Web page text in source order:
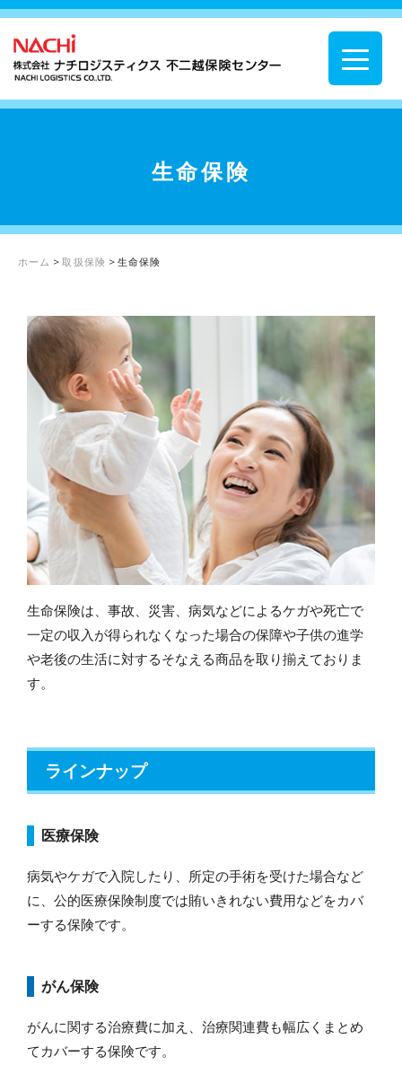
生命保険
ホーム >取扱保険 > 生命保険
生命保険は、事故、災害、病気などによるケガや死亡で
一定の収入が得られなくなった場合の保障や子供の進学
や老後の生活に対するそなえる商品を取り揃えておりま
す。
ラインナップ
医療保険
病気やケガで入院したり、所定の手術を受けた場合など
に、公的医療保険制度では賄いきれない費用などをカバ
ーする保険です。
がん保険
がんに関する治療費に加え、治療関連費も幅広くまとめ
てカバーする保険です。